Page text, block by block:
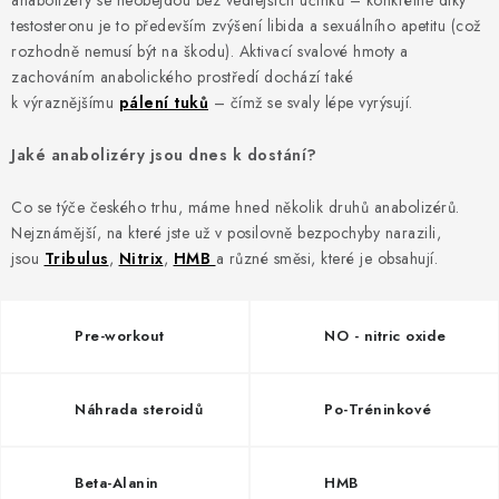
Kontakty Slovník pojmů
Obchodní podmínky
Podmínky ochrany osobních údajů
Doprava a platba
testosteronu je to především zvýšení libida a sexuálního apetitu (což
rozhodně nemusí být na škodu). Aktivací svalové hmoty a
zachováním anabolického prostředí dochází také
k výraznějšímu pálení tuků – čímž se svaly lépe vyrýsují.
Jaké anabolizéry jsou dnes k dostání?
Co se týče českého trhu, máme hned několik druhů anabolizérů.
Nejznámější, na které jste už v posilovně bezpochyby narazili,
jsou Tribulus, Nitrix, HMB a různé směsi, které je obsahují.
Pre-workout NO - nitric oxide
Náhrada steroidů Po-Tréninkové
Beta-Alanin HMB